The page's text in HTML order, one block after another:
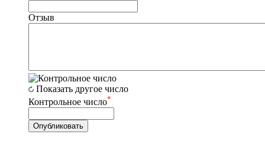
Отзыв
Показать другое число
Контрольное число*